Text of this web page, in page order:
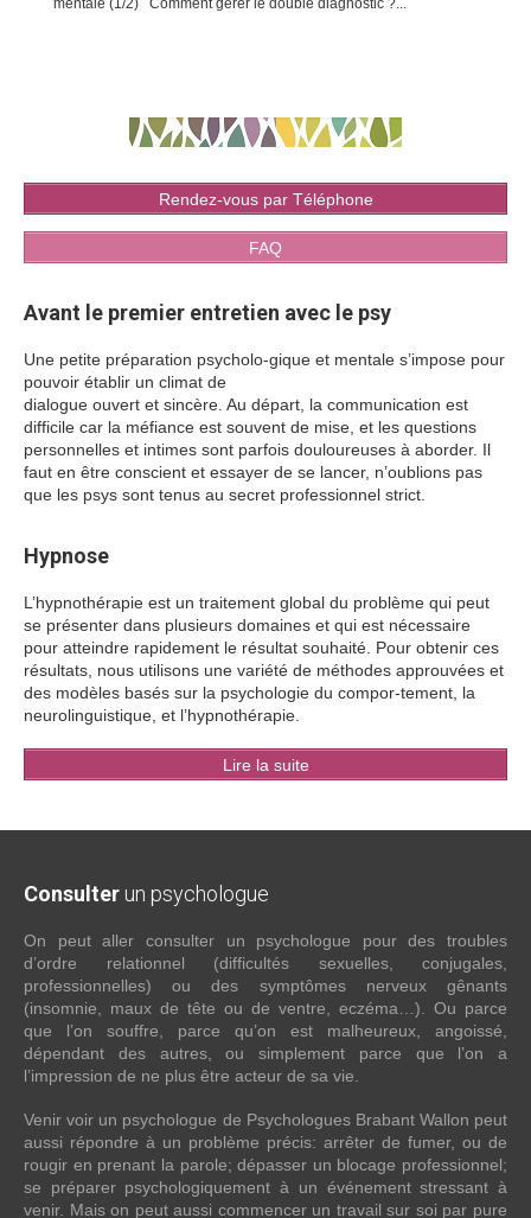
mentale (1/2) Comment gérer le double diagnostic ?...
Rendez-vous par Téléphone
FAQ
Avant le premier entretien avec le psy
Une petite préparation psycholo-gique et mentale s’impose pour
pouvoir établir un climat de
dialogue ouvert et sincère. Au départ, la communication est
difficile car la méfiance est souvent de mise, et les questions
personnelles et intimes sont parfois douloureuses à aborder. Il
faut en être conscient et essayer de se lancer, n’oublions pas
que les psys sont tenus au secret professionnel strict.
Hypnose
L’hypnothérapie est un traitement global du problème qui peut
se présenter dans plusieurs domaines et qui est nécessaire
pour atteindre rapidement le résultat souhaité. Pour obtenir ces
résultats, nous utilisons une variété de méthodes approuvées et
des modèles basés sur la psychologie du compor-tement, la
neurolinguistique, et l’hypnothérapie.
Lire la suite
Consulter un psychologue
On peut aller consulter un psychologue pour des troubles
d’ordre relationnel (difficultés sexuelles, conjugales,
professionnelles) ou des symptômes nerveux gênants
(insomnie, maux de tête ou de ventre, eczéma…). Ou parce
que l’on souffre, parce qu’on est malheureux, angoissé,
dépendant des autres, ou simplement parce que l’on a
l’impression de ne plus être acteur de sa vie.
Venir voir un psychologue de Psychologues Brabant Wallon peut
aussi répondre à un problème précis: arrêter de fumer, ou de
rougir en prenant la parole; dépasser un blocage professionnel;
se préparer psychologiquement à un événement stressant à
venir. Mais on peut aussi commencer un travail sur soi par pure